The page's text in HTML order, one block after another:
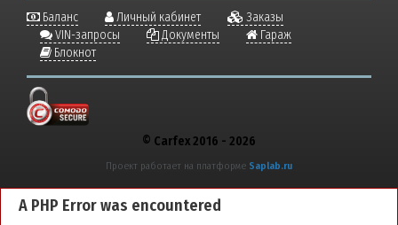
Баланс Личный кабинет
Заказы
VIN-запросы
Документы
Гараж
Блокнот
© Carfex 2016 - 2026
Проект работает на платформе Saplab.ru
A PHP Error was encountered